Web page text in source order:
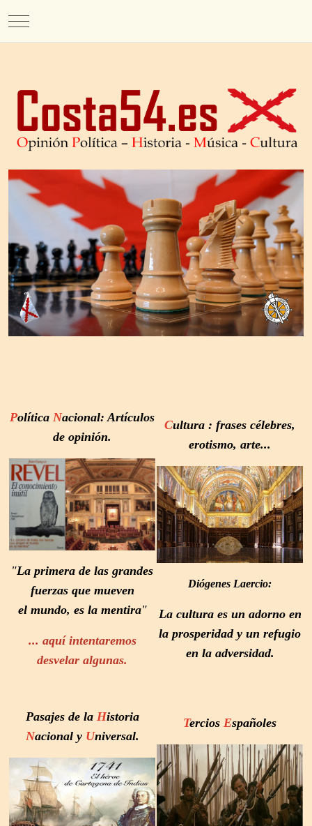
Mobile Menu Toggle
Política Nacional: Artículos
de opinión.
"La primera de las grandes
fuerzas que mueven
el mundo, es la mentira"
... aquí intentaremos
desvelar algunas.
Cultura : frases célebres,
erotismo, arte...
Diógenes Laercio:
La cultura es un adorno en
la prosperidad y un refugio
en la adversidad.
Pasajes de la Historia
Nacional y Universal.
Tercios Españoles